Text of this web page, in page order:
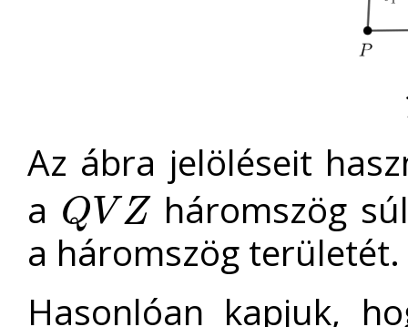
Az ábra jelöléseit
a Q V Z
QVZ
háromszög
a háromszög területét.
Hasonlóan kapjuk,